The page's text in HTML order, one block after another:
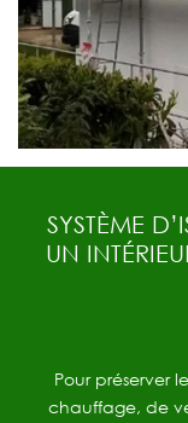
SYSTÈME
UN
Pour préserver
chauffage, de